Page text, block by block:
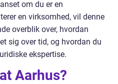
om du er en
en virksomhed, vil denne
overblik over, hvordan
sig over tid, og hvordan du
ekspertise.
Aarhus?